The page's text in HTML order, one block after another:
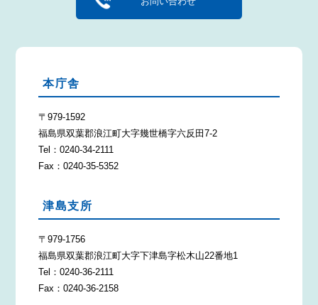
本庁舎
〒979-1592
福島県双葉郡浪江町大字幾世橋字六反田7-2
Tel：0240-34-2111
Fax：0240-35-5352
津島支所
〒979-1756
福島県双葉郡浪江町大字下津島字松木山22番地1
Tel：0240-36-2111
Fax：0240-36-2158